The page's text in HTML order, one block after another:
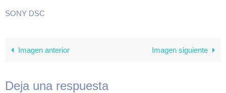
SONY DSC
Imagen anterior Imagen siguiente
Deja una respuesta